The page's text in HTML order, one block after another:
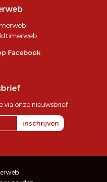
Facebook
via onze nieuwsbrief
inschrijven